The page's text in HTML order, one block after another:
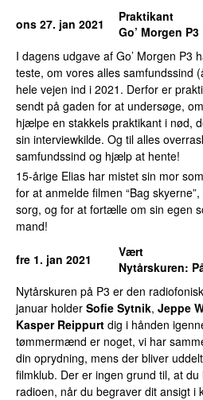
ons 27. jan 2021
Praktikant
Go’ Morgen P3
I dagens udgave af Go’ Morgen P3
teste, om vores alles samfundssind
hele vejen ind i 2021. Derfor er
sendt på gaden for at undersøge,
hjælpe en stakkels praktikant i nød,
sin interviewkilde. Og til alles
samfundssind og hjælp at hente!
15-årige Elias har mistet sin mor
for at anmelde filmen “Bag
sorg, og for at fortælle om sin egen
mand!
fre 1. jan 2021
Vært
Nytårskuren:
Nytårskuren på P3 er den
januar holder Sofie Sytnik, Jeppe
Kasper Reippurt dig i hånden
tømmermænd er noget, vi har
din oprydning, mens der bliver
filmklub. Der er ingen grund til, at
radioen, når du begraver dit ansigt i